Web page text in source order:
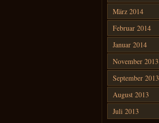
März 2014
Februar 2014
Januar 2014
November 2013
September 2013
August 2013
Juli 2013